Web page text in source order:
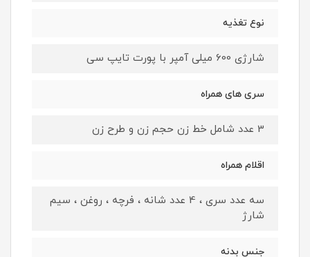
نوع تغذیه
شارژی 600 میلی آمپر با پورت تایپ سی
سری های همراه
3 عدد شامل خط زن حجم زن و طرح زن
اقلام همراه
سه عدد سری ، 4 عدد شانه ، فرچه ، روغن ، سیم
شارژ
جنس بدنه